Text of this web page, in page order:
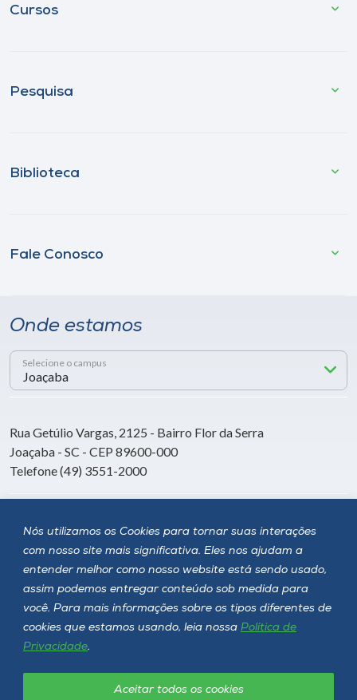
Nós utilizamos os Cookies para tornar suas interações
com nosso site mais significativa. Eles nos ajudam a
entender melhor como nosso website está sendo usado,
assim podemos entregar conteúdo sob medida para
você. Para mais informações sobre os tipos diferentes de
cookies que estamos usando, leia nossa Política de
Privacidade.
Aceitar todos os cookies
Cursos
Pesquisa
Biblioteca
Fale Conosco
Onde estamos
Selecione o campus
Rua Getúlio Vargas, 2125 - Bairro Flor da Serra
Joaçaba - SC - CEP 89600-000
Telefone (49) 3551-2000
Siga a Unoesc